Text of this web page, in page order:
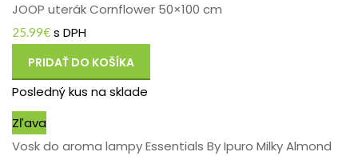
JOOP uterák Cornflower 50×100 cm
25.99€ s DPH
PRIDAŤ DO KOŠÍKA
Posledný kus na sklade
Zľava
Vosk do aroma lampy Essentials By Ipuro Milky Almond